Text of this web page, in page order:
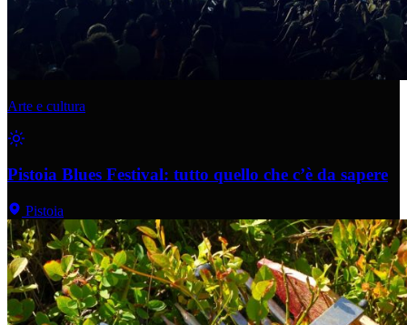
Arte e cultura
Pistoia Blues Festival: tutto quello che c’è da sapere
Pistoia